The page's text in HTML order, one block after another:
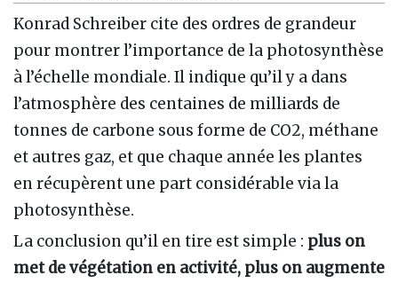
Konrad Schreiber cite des ordres de grandeur
pour montrer l’importance de la photosynthèse
à l’échelle mondiale. Il indique qu’il y a dans
l’atmosphère des centaines de milliards de
tonnes de carbone sous forme de CO2, méthane
et autres gaz, et que chaque année les plantes
en récupèrent une part considérable via la
photosynthèse.
La conclusion qu’il en tire est simple : plus on
met de végétation en activité, plus on augmente